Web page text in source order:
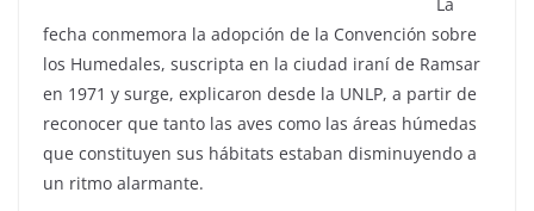
fecha conmemora la adopción de la Convención sobre
los Humedales, suscripta en la ciudad iraní de Ramsar
en 1971 y surge, explicaron desde la UNLP, a partir de
reconocer que tanto las aves como las áreas húmedas
que constituyen sus hábitats estaban disminuyendo a
un ritmo alarmante.